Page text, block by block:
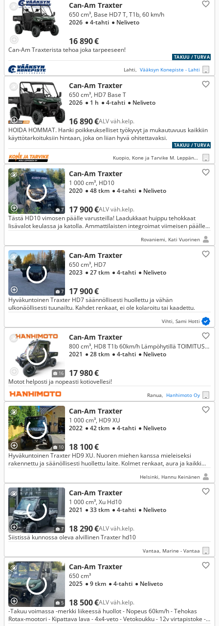
Can-Am Traxter
16 890 €
650 cm³, Base HD7 T, T1b, 60 km/h
2026 ● 4-tahti ● Neliveto
Can-Am Traxterista tehoa joka tarpeeseen!
TAKUU / TURVA
Lahti, Vääksyn Konepiste - Lahti
Can-Am Traxter
16 890 €ALV väh.kelp.
650 cm³, HD7 Base T
2026 ● 1 h ● 4-tahti ● Neliveto
HOIDA HOMMAT. Hanki poikkeukselliset työkyvyt ja mukautuvuus kaikkiin
käyttötarkoituksiin hintaan, joka on liian hyvä ohitettavaksi.
TAKUU / TURVA
Kuopio, Kone ja Tarvike M. Leppänen Oy
7
Can-Am Traxter
17 900 €ALV väh.kelp.
1 000 cm³, HD10
2020 ● 48 tkm ● 4-tahti ● Neliveto
Tästä HD10 vimosen päälle varusteilla! Laadukkaat huippu tehokkaat
lisävalot keulassa ja katolla. Ammattilaisten integroimat viimeisen päälle
Rovaniemi, Kati Vuorinen
7
Can-Am Traxter
17 900 €
650 cm³, HD7
2023 ● 27 tkm ● 4-tahti ● Neliveto
Hyväkuntoinen Traxter HD7 säännöllisesti huollettu ja vähän
ulkonäöllisesti tuunailtu. Kahdet renkaat, ei ole kolaroitu tai kaadettu.
Vihti, Sami Hotti
16
Can-Am Traxter
17 980 €
800 cm³, HD8 T1b 60km/h Lämpöhytillä TOIMITUS/ RAHOITUS/ VAIHTO
2021 ● 28 tkm ● 4-tahti ● Neliveto
Motot helposti ja nopeasti kotiovellesi!
Ranua, Hanhimoto Oy
10
Can-Am Traxter
18 100 €
1 000 cm³, HD9 XU
2022 ● 42 tkm ● 4-tahti ● Neliveto
Hyväkuntoinen Traxter HD9 XU. Nuoren miehen kanssa mieleiseksi
rakennettu ja säänöllisesti huollettu laite. Kolmet renkaat, aura ja kaikki
Helsinki, Hannu Keinänen
7
Can-Am Traxter
18 290 €ALV väh.kelp.
1 000 cm³, Xu Hd10
2021 ● 33 tkm ● 4-tahti ● Neliveto
Siistissä kunnossa oleva alvillinen Traxter hd10
Vantaa, Marine - Vantaa
5
Can-Am Traxter
18 500 €ALV väh.kelp.
650 cm³
2025 ● 9 tkm ● 4-tahti ● Neliveto
-Takuu voimassa -merkki liikeessä huollot - Nopeus 60km/h - Tehokas
Rotax-mootori - Kipattava lava - 4x4-veto - Vetokoukku - 12v virtapistoke -